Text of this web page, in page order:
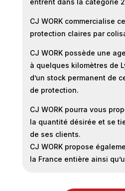
entrent dans la catégorie
CJ WORK commercialise
protection claires par
CJ WORK possède une
à quelques kilomètres de
d’un stock permanent de
de protection.
CJ WORK pourra vous
la quantité désirée et se
de ses clients.
CJ WORK propose
la France entière ainsi